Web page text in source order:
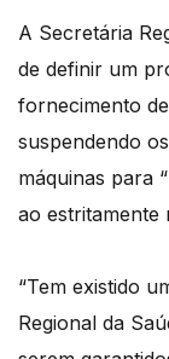
A Secretária
de definir um
fornecimento
suspendendo
máquinas para
ao estritamente
“Tem existido
Regional da